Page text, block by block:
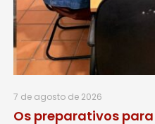
7 de agosto de 2026
Os preparativos